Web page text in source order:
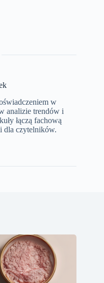
w
analizie trendów i
łączą fachową
dla czytelników.